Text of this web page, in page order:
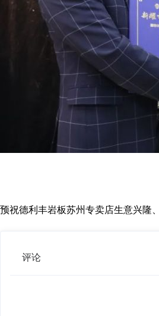
预祝德利丰岩板苏州专卖店生意兴隆
评论